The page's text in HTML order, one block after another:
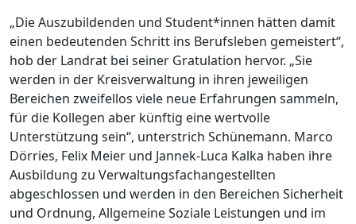
„Die Auszubildenden und Student*innen hätten damit
einen bedeutenden Schritt ins Berufsleben gemeistert“,
hob der Landrat bei seiner Gratulation hervor. „Sie
werden in der Kreisverwaltung in ihren jeweiligen
Bereichen zweifellos viele neue Erfahrungen sammeln,
für die Kollegen aber künftig eine wertvolle
Unterstützung sein“, unterstrich Schünemann. Marco
Dörries, Felix Meier und Jannek-Luca Kalka haben ihre
Ausbildung zu Verwaltungsfachangestellten
abgeschlossen und werden in den Bereichen Sicherheit
und Ordnung, Allgemeine Soziale Leistungen und im